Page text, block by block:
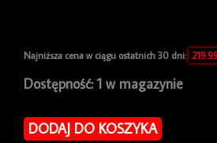
Najniższa cena w ciągu ostatnich 30 dni:
Dostępność: 1 w magazynie
ilość
Charlotte
Hornets
DODAJ DO KOSZYKA